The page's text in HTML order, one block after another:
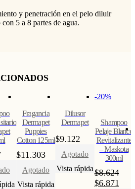
y penetración en el pelo diluir
5 a 8 partes de agua.
Fragancia
Dermapet
Puppies
Cotton 125ml
$11.303
Agotado
Vista rápida
Dilusor
Dermapet
$9.122
Agotado
Vista rápida
-20%
Shampoo
Pelaje Blanco
Revitalizante
– Maskota
300ml
$8.624
$6.871